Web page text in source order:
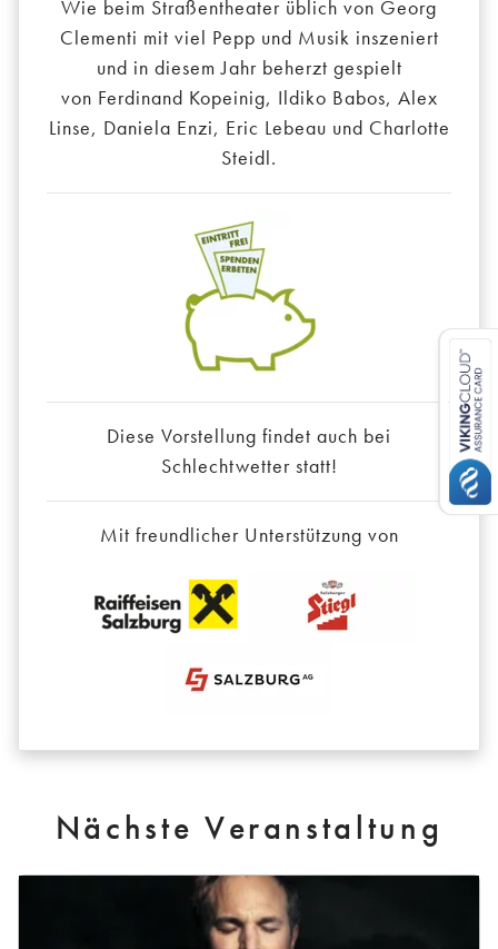
Wie beim Straßentheater üblich von Georg
Clementi mit viel Pepp und Musik inszeniert
und in diesem Jahr beherzt gespielt
von Ferdinand Kopeinig, Ildiko Babos, Alex
Linse, Daniela Enzi, Eric Lebeau und Charlotte
Steidl.
Diese Vorstellung findet auch bei
Schlechtwetter statt!
Mit freundlicher Unterstützung von
Nächste Veranstaltung